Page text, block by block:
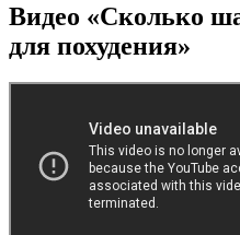
Видео «Сколько
для похудения»